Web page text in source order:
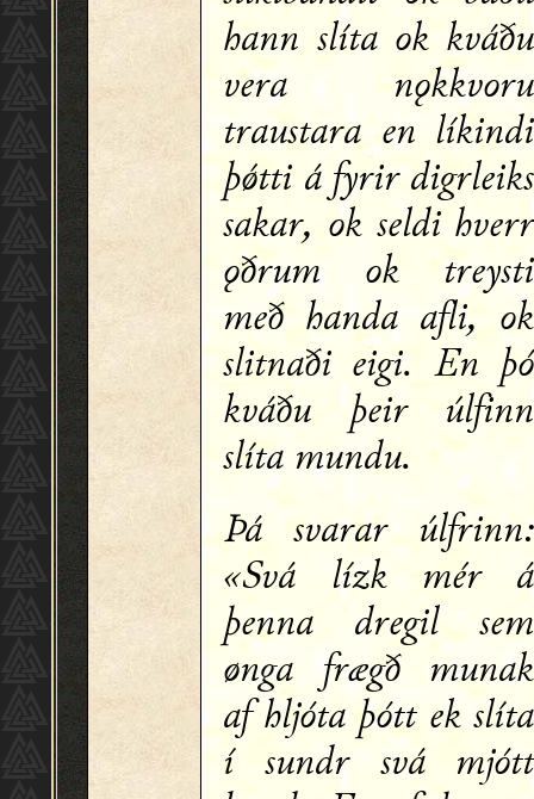
hann slíta ok kváðu
vera nǫkkvoru
traustara en líkindi
þǿtti á fyrir digrleiks
sakar, ok seldi hverr
ǫðrum ok treysti
með handa afli, ok
slitnaði eigi. En þó
kváðu þeir úlfinn
slíta mundu.
Þá svarar úlfrinn:
«Svá lízk mér á
þenna dregil sem
ønga frægð munak
af hljóta þótt ek slíta
í sundr svá mjótt